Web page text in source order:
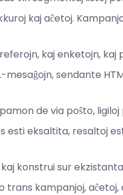
kaj aĉetoj.
kaj enketojn,
sendante
de via poŝto,
esti eksaltita, resaltoj
konstrui sur
trans kampanjoj,